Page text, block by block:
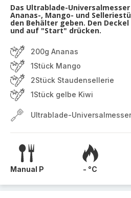
Das Ultrablade-
Ananas-, Mango- und
den Behälter geben. Den
und auf "Start" drücken.
200g Ananas
1Stück Mango
2Stück Staudensellerie
1Stück gelbe Kiwi
Ultrablade-Universalmesser
Manual P - °C